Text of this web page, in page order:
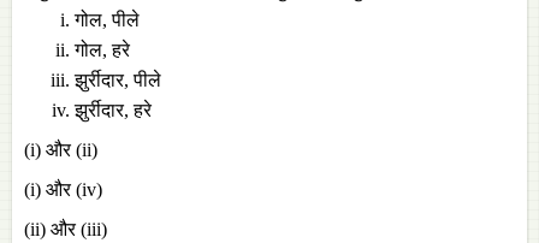
गोल, पीले
गोल, हरे
झुर्रीदार, पीले
झुर्रीदार, हरे
(i) और (ii)
(i) और (iv)
(ii) और (iii)